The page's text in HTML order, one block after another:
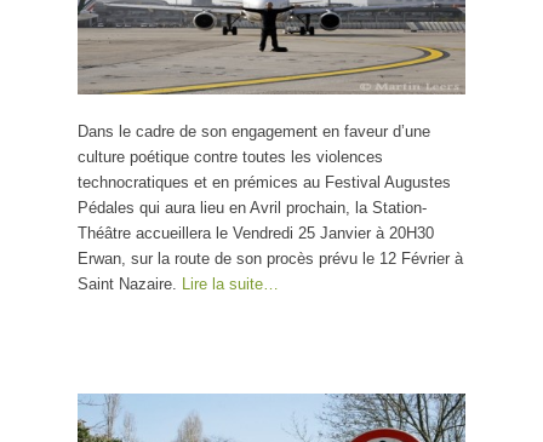
Dans le cadre de son engagement en faveur d’une
culture poétique contre toutes les violences
technocratiques et en prémices au Festival Augustes
Pédales qui aura lieu en Avril prochain, la Station-
Théâtre accueillera le Vendredi 25 Janvier à 20H30
Erwan, sur la route de son procès prévu le 12 Février à
Saint Nazaire. Lire la suite…